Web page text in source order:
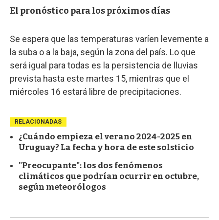
El pronóstico para los próximos días
Se espera que las temperaturas varíen levemente a
la suba o a la baja, según la zona del país. Lo que
será igual para todas es la persistencia de lluvias
prevista hasta este martes 15, mientras que el
miércoles 16 estará libre de precipitaciones.
RELACIONADAS
¿Cuándo empieza el verano 2024-2025 en
Uruguay? La fecha y hora de este solsticio
"Preocupante": los dos fenómenos
climáticos que podrían ocurrir en octubre,
según meteorólogos